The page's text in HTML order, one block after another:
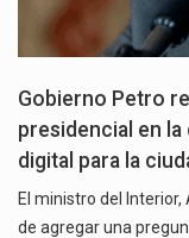
Gobierno Petro
presidencial en la
digital para la
El ministro del
de agregar una